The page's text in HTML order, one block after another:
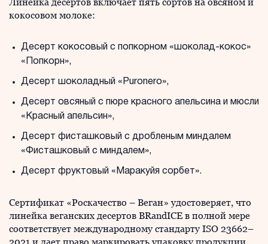
кокосовом молоке:
Десерт кокосовый с попкорном «шоколад-кокос»
«Попкорн»,
Десерт шоколадный «Puronero»,
Десерт овсяный с пюре красного апельсина и мюсли
«Красный апельсин»,
Десерт фисташковый с дробленым миндалем
«Фисташковый с миндалем»,
Десерт фруктовый «Маракуйя сорбет».
Сертификат «Роскачество – Веган» удостоверяет, что
линейка веганских десертов BRandICE в полной мере
соответствует международному стандарту ISO 23662–